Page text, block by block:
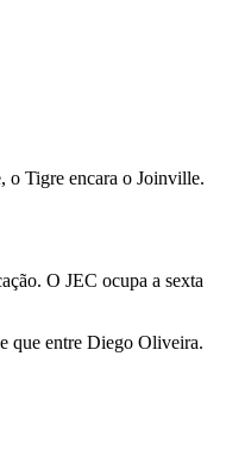
o Tigre encara o Joinville.
O JEC ocupa a sexta
que entre Diego Oliveira.